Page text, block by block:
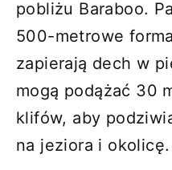
pobliżu Baraboo.
500-metrowe
zapierają dech w
mogą podążać 30
klifów, aby
na jeziora i okolicę.